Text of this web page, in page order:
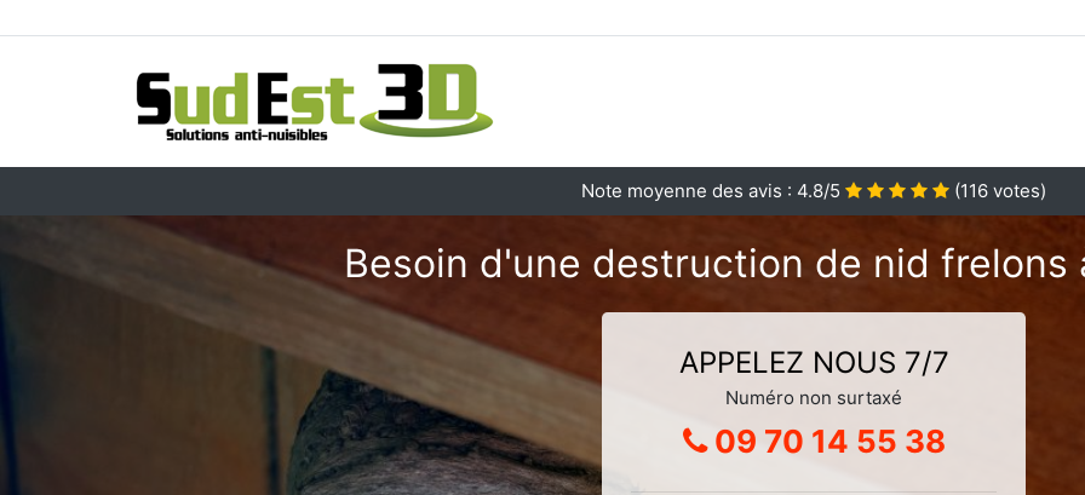
Note moyenne des avis : 4.8/5 (116 votes)
Besoin d'une destruction de nid frelons
APPELEZ NOUS 7/7
Numéro non surtaxé
09 70 14 55 38